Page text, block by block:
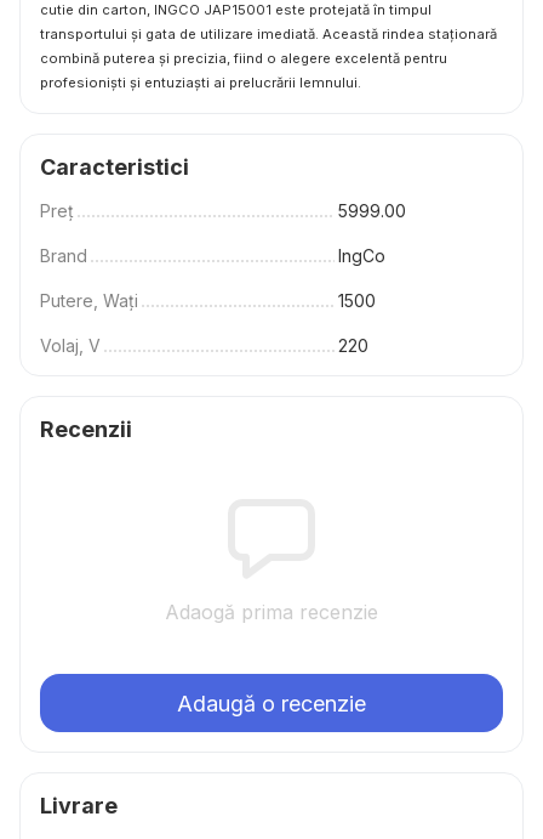
cutie din carton, INGCO JAP15001 este protejată în timpul
transportului și gata de utilizare imediată. Această rindea staționară
combină puterea și precizia, fiind o alegere excelentă pentru
profesioniști și entuziaști ai prelucrării lemnului.
Caracteristici
Preț 5999.00
Brand IngCo
Putere, Wați 1500
Volaj, V 220
Recenzii
Adaogă prima recenzie
Adaugă o recenzie
Livrare